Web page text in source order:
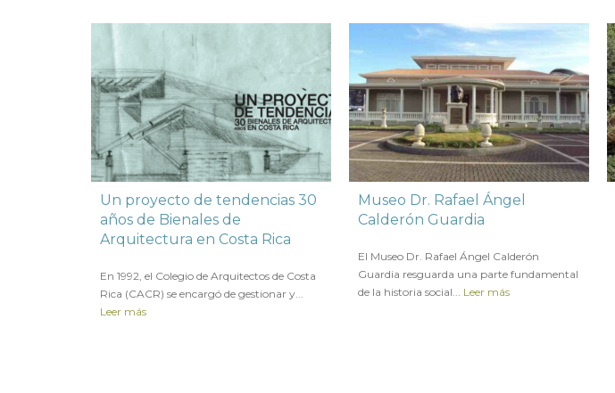
Un proyecto de tendencias 30
años de Bienales de
Arquitectura en Costa Rica
En 1992, el Colegio de Arquitectos de Costa
Rica (CACR) se encargó de gestionar y...
Leer más
Museo Dr. Rafael Ángel
Calderón Guardia
El Museo Dr. Rafael Ángel Calderón
Guardia resguarda una parte fundamental
de la historia social... Leer más